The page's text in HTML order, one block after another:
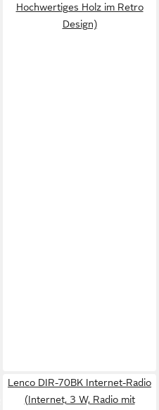
Hochwertiges Holz im Retro
Design)
Lenco DIR-70BK Internet-Radio
(Internet, 3 W, Radio mit